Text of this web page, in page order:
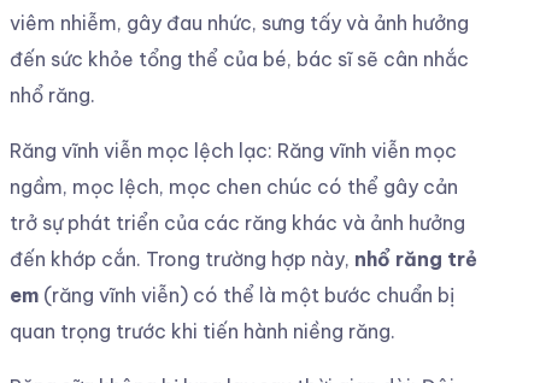
viêm nhiễm, gây đau nhức, sưng tấy và ảnh hưởng
đến sức khỏe tổng thể của bé, bác sĩ sẽ cân nhắc
nhổ răng.
Răng vĩnh viễn mọc lệch lạc: Răng vĩnh viễn mọc
ngầm, mọc lệch, mọc chen chúc có thể gây cản
trở sự phát triển của các răng khác và ảnh hưởng
đến khớp cắn. Trong trường hợp này, nhổ răng trẻ
em (răng vĩnh viễn) có thể là một bước chuẩn bị
quan trọng trước khi tiến hành niềng răng.